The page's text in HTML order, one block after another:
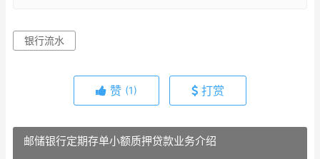
银行流水
赞 (1) 打赏
邮储银行定期存单小额质押贷款业务介绍